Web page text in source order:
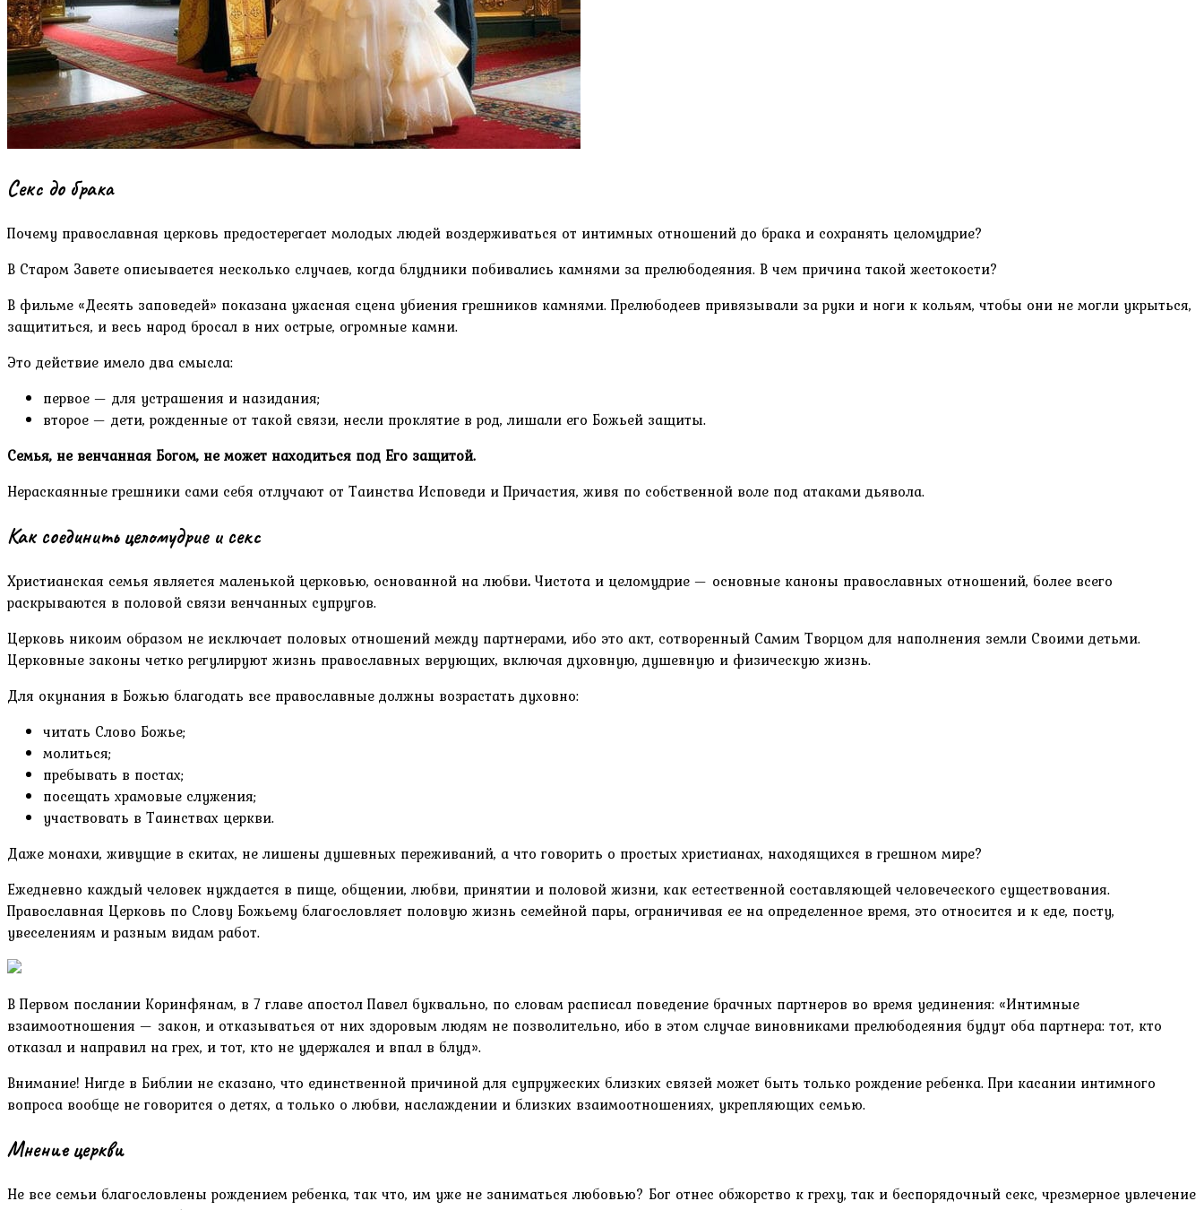
Секс до брака
Почему православная церковь предостерегает молодых людей воздерживаться от интимных отношений до брака и сохранять целомудрие?
В Старом Завете описывается несколько случаев, когда блудники побивались камнями за прелюбодеяния. В чем причина такой жестокости?
В фильме «Десять заповедей» показана ужасная сцена убиения грешников камнями. Прелюбодеев привязывали за руки и ноги к кольям, чтобы они не могли укрыться,
защититься, и весь народ бросал в них острые, огромные камни.
Это действие имело два смысла:
первое — для устрашения и назидания;
второе — дети, рожденные от такой связи, несли проклятие в род, лишали его Божьей защиты.
Семья, не венчанная Богом, не может находиться под Его защитой.
Нераскаянные грешники сами себя отлучают от Таинства Исповеди и Причастия, живя по собственной воле под атаками дьявола.
Как соединить целомудрие и секс
Христианская семья является маленькой церковью, основанной на любви. Чистота и целомудрие — основные каноны православных отношений, более всего
раскрываются в половой связи венчанных супругов.
Церковь никоим образом не исключает половых отношений между партнерами, ибо это акт, сотворенный Самим Творцом для наполнения земли Своими детьми.
Церковные законы четко регулируют жизнь православных верующих, включая духовную, душевную и физическую жизнь.
Для окунания в Божью благодать все православные должны возрастать духовно:
читать Слово Божье;
молиться;
пребывать в постах;
посещать храмовые служения;
участвовать в Таинствах церкви.
Даже монахи, живущие в скитах, не лишены душевных переживаний, а что говорить о простых христианах, находящихся в грешном мире?
Ежедневно каждый человек нуждается в пище, общении, любви, принятии и половой жизни, как естественной составляющей человеческого существования.
Православная Церковь по Слову Божьему благословляет половую жизнь семейной пары, ограничивая ее на определенное время, это относится и к еде, посту,
увеселениям и разным видам работ.
В Первом послании Коринфянам, в 7 главе апостол Павел буквально, по словам расписал поведение брачных партнеров во время уединения: «Интимные
взаимоотношения — закон, и отказываться от них здоровым людям не позволительно, ибо в этом случае виновниками прелюбодеяния будут оба партнера: тот, кто
отказал и направил на грех, и тот, кто не удержался и впал в блуд».
Внимание! Нигде в Библии не сказано, что единственной причиной для супружеских близких связей может быть только рождение ребенка. При касании интимного
вопроса вообще не говорится о детях, а только о любви, наслаждении и близких взаимоотношениях, укрепляющих семью.
Мнение церкви
Не все семьи благословлены рождением ребенка, так что, им уже не заниматься любовью? Бог отнес обжорство к греху, так и беспорядочный секс, чрезмерное увлечение